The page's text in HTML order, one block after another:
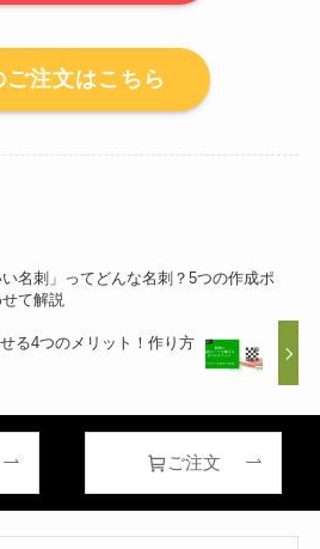
ご注文はこちら
い名刺」ってどんな名刺？5つの作成ポ
て解説
る4つのメリット！作り方
人
ご注文